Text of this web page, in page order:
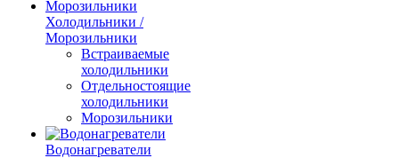
Холодильники /
Морозильники
Встраиваемые
холодильники
Отдельностоящие
холодильники
Морозильники
Водонагреватели